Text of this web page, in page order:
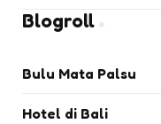
Blogroll
Bulu Mata Palsu
Hotel di Bali